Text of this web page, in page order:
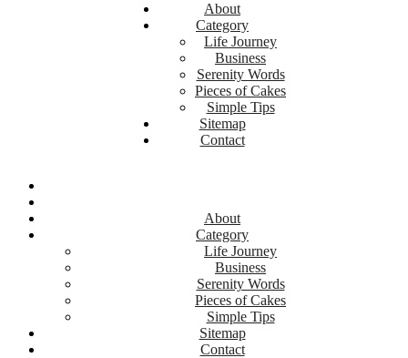
About
Category
Life Journey
Business
Serenity Words
Pieces of Cakes
Simple Tips
Sitemap
Contact
About
Category
Life Journey
Business
Serenity Words
Pieces of Cakes
Simple Tips
Sitemap
Contact